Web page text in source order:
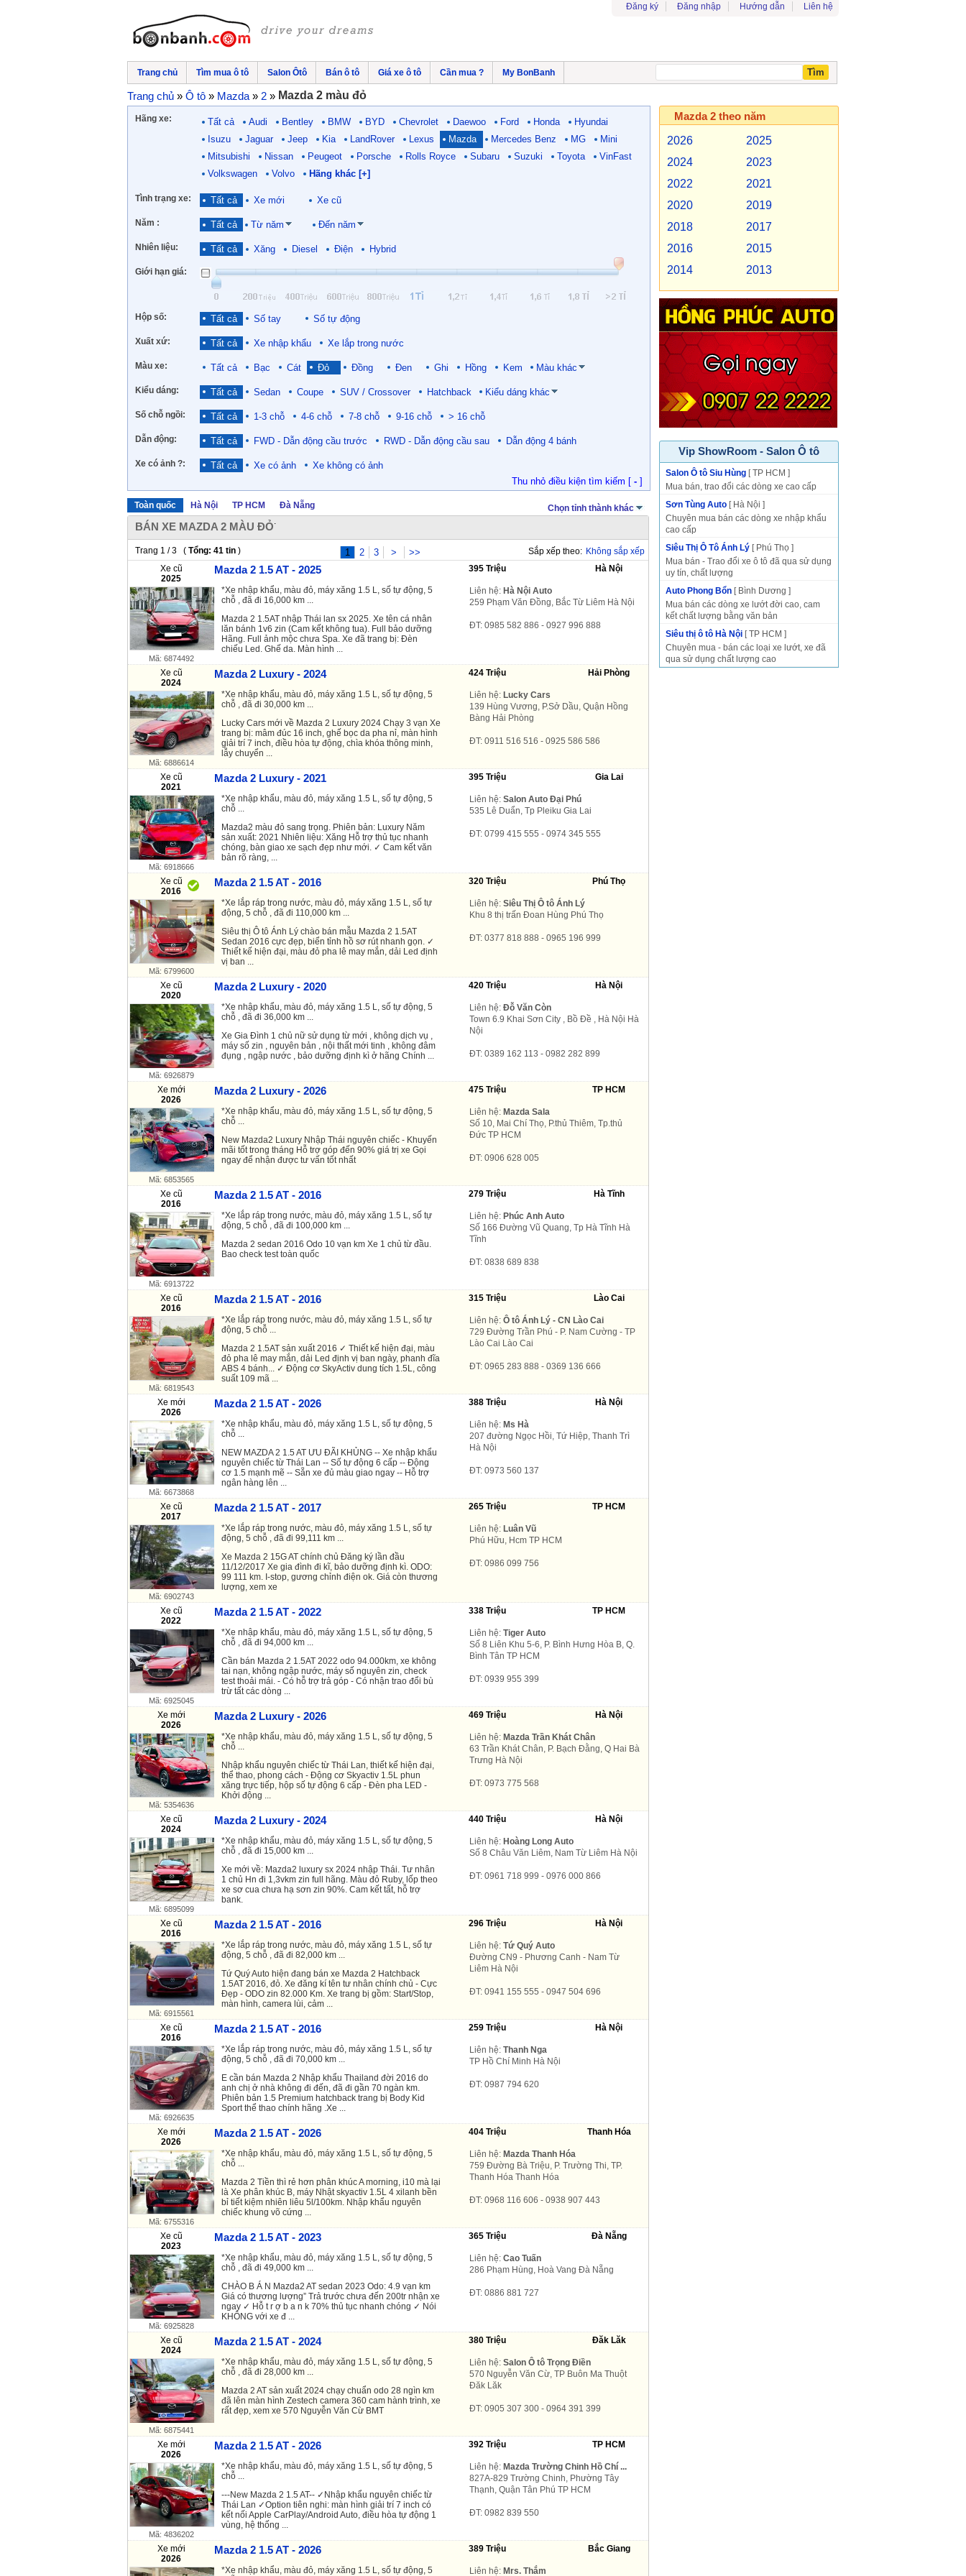
Đăng ký Đăng nhập Hướng dẫn Liên hệ
Trang chủ Tìm mua ô tô Salon Ôtô Bán ô tô Giá xe ô tô Cần mua ? My BonBanh
Trang chủ » Ô tô » Mazda » 2 » Mazda 2 màu đỏ
Hãng xe: Tất cả Audi Bentley BMW BYD Chevrolet Daewoo Ford Honda
Hyundai
Isuzu
Jaguar Jeep Kia LandRover Lexus Mazda Mercedes Benz MG
Mini
Mitsubishi
Nissan Peugeot Porsche Rolls Royce Subaru Suzuki Toyota
VinFast
Volkswagen
Volvo Hãng khác [+]
Tình trạng xe: Tất cả Xe mới Xe cũ
Năm : Tất cả Từ năm Đến năm
Nhiên liệu: Tất cả Xăng Diesel Điện Hybrid
Giới hạn giá:
Hộp số: Tất cả Số tay Số tự động
Xuất xứ: Tất cả Xe nhập khẩu Xe lắp trong nước
Màu xe: Tất cả Bạc Cát Đỏ Đồng Đen Ghi Hồng Kem Màu khác
Kiểu dáng: Tất cả Sedan Coupe SUV / Crossover Hatchback Kiểu dáng khác
Số chỗ ngồi: Tất cả 1-3 chỗ 4-6 chỗ 7-8 chỗ 9-16 chỗ > 16 chỗ
Dẫn động: Tất cả FWD - Dẫn động cầu trước RWD - Dẫn động cầu sau Dẫn động 4 bánh
Xe có ảnh ?: Tất cả Xe có ảnh
Xe không có ảnh
Thu nhỏ điều kiện tìm kiếm [ - ]
Toàn quốc Hà Nội TP HCM Đà Nẵng Chọn tỉnh thành khác
BÁN XE MAZDA 2 MÀU ĐỎ
Trang 1 / 3 ( Tổng: 41 tin ) 1 2 3 > >> Sắp xếp theo: Không sắp xếp
Xe cũ
2025
Mazda 2 1.5 AT - 2025 395 Triệu Hà Nội
Mã: 6874492
*Xe nhập khẩu, màu đỏ, máy xăng 1.5 L, số tự động, 5
chỗ , đã đi 16,000 km ...
Mazda 2 1.5AT nhập Thái lan sx 2025. Xe tên cá nhân
lăn bánh 1v6 zin (Cam kết không tua). Full bảo dưỡng
Hãng. Full ảnh mộc chưa Spa. Xe đã trang bị: Đèn
chiếu Led. Ghế da. Màn hình ...
Liên hệ: Hà Nội Auto
259 Phạm Văn Đồng, Bắc Từ Liêm Hà Nội
ĐT: 0985 582 886 - 0927 996 888
Xe cũ
2024
Mazda 2 Luxury - 2024 424 Triệu Hải Phòng
Mã: 6886614
*Xe nhập khẩu, màu đỏ, máy xăng 1.5 L, số tự động, 5
chỗ , đã đi 30,000 km ...
Lucky Cars mới về Mazda 2 Luxury 2024 Chạy 3 vạn Xe
trang bị: mâm đúc 16 inch, ghế bọc da pha nỉ, màn hình
giải trí 7 inch, điều hòa tự động, chìa khóa thông minh,
lẫy chuyển ...
Liên hệ: Lucky Cars
139 Hùng Vương, P.Sở Dầu, Quận Hồng
Bàng Hải Phòng
ĐT: 0911 516 516 - 0925 586 586
Xe cũ
2021
Mazda 2 Luxury - 2021 395 Triệu Gia Lai
Mã: 6918666
*Xe nhập khẩu, màu đỏ, máy xăng 1.5 L, số tự động, 5
chỗ ...
Mazda2 màu đỏ sang trọng. Phiên bản: Luxury Năm
sản xuất: 2021 Nhiên liệu: Xăng Hỗ trợ thủ tục nhanh
chóng, bàn giao xe sạch đẹp như mới. ✓ Cam kết văn
bản rõ ràng, ...
Liên hệ: Salon Auto Đại Phú
535 Lê Duẩn, Tp Pleiku Gia Lai
ĐT: 0799 415 555 - 0974 345 555
Xe cũ
2016
Mazda 2 1.5 AT - 2016 320 Triệu Phú Thọ
Mã: 6799600
*Xe lắp ráp trong nước, màu đỏ, máy xăng 1.5 L, số tự
động, 5 chỗ , đã đi 110,000 km ...
Siêu thị Ô tô Ánh Lý chào bán mẫu Mazda 2 1.5AT
Sedan 2016 cực đẹp, biển tỉnh hồ sơ rút nhanh gọn. ✓
Thiết kế hiện đại, màu đỏ pha lê may mắn, dải Led định
vị ban ...
Liên hệ: Siêu Thị Ô tô Ánh Lý
Khu 8 thị trấn Đoan Hùng Phú Thọ
ĐT: 0377 818 888 - 0965 196 999
Xe cũ
2020
Mazda 2 Luxury - 2020 420 Triệu Hà Nội
Mã: 6926879
*Xe nhập khẩu, màu đỏ, máy xăng 1.5 L, số tự động, 5
chỗ , đã đi 36,000 km ...
Xe Gia Đình 1 chủ nữ sử dụng từ mới , không dịch vụ ,
máy số zin , nguyên bản , nội thất mới tinh , không đâm
đụng , ngập nước , bảo dưỡng định kì ở hãng Chính ...
Liên hệ: Đỗ Văn Còn
Town 6.9 Khai Sơn City , Bồ Đề , Hà Nội Hà
Nội
ĐT: 0389 162 113 - 0982 282 899
Xe mới
2026
Mazda 2 Luxury - 2026 475 Triệu TP HCM
Mã: 6853565
*Xe nhập khẩu, màu đỏ, máy xăng 1.5 L, số tự động, 5
chỗ ...
New Mazda2 Luxury Nhập Thái nguyên chiếc - Khuyến
mãi tốt trong tháng Hỗ trợ góp đến 90% giá trị xe Gọi
ngay để nhận được tư vấn tốt nhất
Liên hệ: Mazda Sala
Số 10, Mai Chí Thọ, P.thủ Thiêm, Tp.thủ
Đức TP HCM
ĐT: 0906 628 005
Xe cũ
2016
Mazda 2 1.5 AT - 2016 279 Triệu Hà Tĩnh
Mã: 6913722
*Xe lắp ráp trong nước, màu đỏ, máy xăng 1.5 L, số tự
động, 5 chỗ , đã đi 100,000 km ...
Mazda 2 sedan 2016 Odo 10 vạn km Xe 1 chủ từ đầu.
Bao check test toàn quốc
Liên hệ: Phúc Anh Auto
Số 166 Đường Vũ Quang, Tp Hà Tĩnh Hà
Tĩnh
ĐT: 0838 689 838
Xe cũ
2016
Mazda 2 1.5 AT - 2016 315 Triệu Lào Cai
Mã: 6819543
*Xe lắp ráp trong nước, màu đỏ, máy xăng 1.5 L, số tự
động, 5 chỗ ...
Mazda 2 1.5AT sản xuất 2016 ✓ Thiết kế hiện đại, màu
đỏ pha lê may mắn, dải Led định vị ban ngày, phanh đĩa
ABS 4 bánh... ✓ Động cơ SkyActiv dung tích 1.5L, công
suất 109 mã ...
Liên hệ: Ô tô Ánh Lý - CN Lào Cai
729 Đường Trần Phú - P. Nam Cường - TP
Lào Cai Lào Cai
ĐT: 0965 283 888 - 0369 136 666
Xe mới
2026
Mazda 2 1.5 AT - 2026 388 Triệu Hà Nội
Mã: 6673868
*Xe nhập khẩu, màu đỏ, máy xăng 1.5 L, số tự động, 5
chỗ ...
NEW MAZDA 2 1.5 AT ƯU ĐÃI KHỦNG -- Xe nhập khẩu
nguyên chiếc từ Thái Lan -- Số tự động 6 cấp -- Động
cơ 1.5 mạnh mẽ -- Sẵn xe đủ màu giao ngay -- Hỗ trợ
ngân hàng lên ...
Liên hệ: Ms Hà
207 đường Ngọc Hồi, Tứ Hiệp, Thanh Trì
Hà Nội
ĐT: 0973 560 137
Xe cũ
2017
Mazda 2 1.5 AT - 2017 265 Triệu TP HCM
Mã: 6902743
*Xe lắp ráp trong nước, màu đỏ, máy xăng 1.5 L, số tự
động, 5 chỗ , đã đi 99,111 km ...
Xe Mazda 2 15G AT chính chủ Đăng ký lần đầu
11/12/2017 Xe gia đình đi kĩ, bảo dưỡng định kì. ODO:
99 111 km. I-stop, gương chỉnh điện ok. Giá còn thương
lượng, xem xe
Liên hệ: Luân Vũ
Phú Hữu, Hcm TP HCM
ĐT: 0986 099 756
Xe cũ
2022
Mazda 2 1.5 AT - 2022 338 Triệu TP HCM
Mã: 6925045
*Xe nhập khẩu, màu đỏ, máy xăng 1.5 L, số tự động, 5
chỗ , đã đi 94,000 km ...
Cần bán Mazda 2 1.5AT 2022 odo 94.000km, xe không
tai nạn, không ngập nước, máy số nguyên zin, check
test thoải mái. - Có hỗ trợ trả góp - Có nhận trao đổi bù
trừ tất các dòng ...
Liên hệ: Tiger Auto
Số 8 Liên Khu 5-6, P. Bình Hưng Hòa B, Q.
Bình Tân TP HCM
ĐT: 0939 955 399
Xe mới
2026
Mazda 2 Luxury - 2026 469 Triệu Hà Nội
Mã: 5354636
*Xe nhập khẩu, màu đỏ, máy xăng 1.5 L, số tự động, 5
chỗ ...
Nhập khẩu nguyên chiếc từ Thái Lan, thiết kế hiện đại,
thể thao, phong cách - Động cơ Skyactiv 1.5L phun
xăng trực tiếp, hộp số tự động 6 cấp - Đèn pha LED -
Khởi động ...
Liên hệ: Mazda Trần Khát Chân
63 Trần Khát Chân, P. Bạch Đằng, Q Hai Bà
Trưng Hà Nội
ĐT: 0973 775 568
Xe cũ
2024
Mazda 2 Luxury - 2024 440 Triệu Hà Nội
Mã: 6895099
*Xe nhập khẩu, màu đỏ, máy xăng 1.5 L, số tự động, 5
chỗ , đã đi 15,000 km ...
Xe mới về: Mazda2 luxury sx 2024 nhập Thái. Tư nhân
1 chủ Hn đi 1,3vkm zin full hãng. Màu đỏ Ruby, lốp theo
xe sơ cua chưa hạ sơn zin 90%. Cam kết tất, hỗ trợ
bank.
Liên hệ: Hoàng Long Auto
Số 8 Châu Văn Liêm, Nam Từ Liêm Hà Nội
ĐT: 0961 718 999 - 0976 000 866
Xe cũ
2016
Mazda 2 1.5 AT - 2016 296 Triệu Hà Nội
Mã: 6915561
*Xe lắp ráp trong nước, màu đỏ, máy xăng 1.5 L, số tự
động, 5 chỗ , đã đi 82,000 km ...
Tứ Quý Auto hiện đang bán xe Mazda 2 Hatchback
1.5AT 2016, đỏ. Xe đăng kí tên tư nhân chính chủ - Cực
Đẹp - ODO zin 82.000 Km. Xe trang bị gồm: Start/Stop,
màn hình, camera lùi, cảm ...
Liên hệ: Tứ Quý Auto
Đường CN9 - Phương Canh - Nam Từ
Liêm Hà Nội
ĐT: 0941 155 555 - 0947 504 696
Xe cũ
2016
Mazda 2 1.5 AT - 2016 259 Triệu Hà Nội
Mã: 6926635
*Xe lắp ráp trong nước, màu đỏ, máy xăng 1.5 L, số tự
động, 5 chỗ , đã đi 70,000 km ...
E cần bán Mazda 2 Nhập khẩu Thailand đời 2016 do
anh chị ở nhà không đi đến, đã đi gần 70 ngàn km.
Phiên bản 1.5 Premium hatchback trang bị Body Kid
Sport thể thao chính hãng .Xe ...
Liên hệ: Thanh Nga
TP Hồ Chí Minh Hà Nội
ĐT: 0987 794 620
Xe mới
2026
Mazda 2 1.5 AT - 2026 404 Triệu Thanh Hóa
Mã: 6755316
*Xe nhập khẩu, màu đỏ, máy xăng 1.5 L, số tự động, 5
chỗ ...
Mazda 2 Tiền thì rẻ hơn phân khúc A morning, i10 mà lại
là Xe phân khúc B, máy Nhật skyactiv 1.5L 4 xilanh bền
bỉ tiết kiệm nhiên liêu 5l/100km. Nhập khẩu nguyên
chiếc khung võ cứng ...
Liên hệ: Mazda Thanh Hóa
759 Đường Bà Triệu, P. Trường Thi, TP.
Thanh Hóa Thanh Hóa
ĐT: 0968 116 606 - 0938 907 443
Xe cũ
2023
Mazda 2 1.5 AT - 2023 365 Triệu Đà Nẵng
Mã: 6925828
*Xe nhập khẩu, màu đỏ, máy xăng 1.5 L, số tự động, 5
chỗ , đã đi 49,000 km ...
CHÀO B Á N Mazda2 AT sedan 2023 Odo: 4.9 vạn km
Giá có thương lượng” Trả trước chưa đến 200tr nhận xe
ngay ✓ Hỗ t r ợ b a n k 70% thủ tục nhanh chóng ✓ Nói
KHÔNG với xe đ ...
Liên hệ: Cao Tuấn
286 Phạm Hùng, Hoà Vang Đà Nẵng
ĐT: 0886 881 727
Xe cũ
2024
Mazda 2 1.5 AT - 2024 380 Triệu Đăk Lăk
Mã: 6875441
*Xe nhập khẩu, màu đỏ, máy xăng 1.5 L, số tự động, 5
chỗ , đã đi 28,000 km ...
Mazda 2 AT sản xuất 2024 chạy chuẩn odo 28 ngìn km
đã lên màn hình Zestech camera 360 cam hành trình, xe
rất đẹp, xem xe 570 Nguyễn Văn Cừ BMT
Liên hệ: Salon Ô tô Trọng Điền
570 Nguyễn Văn Cừ, TP Buôn Ma Thuột
Đăk Lăk
ĐT: 0905 307 300 - 0964 391 399
Xe mới
2026
Mazda 2 1.5 AT - 2026 392 Triệu TP HCM
Mã: 4836202
*Xe nhập khẩu, màu đỏ, máy xăng 1.5 L, số tự động, 5
chỗ ...
---New Mazda 2 1.5 AT-- ✓Nhập khẩu nguyên chiếc từ
Thái Lan ✓Option tiên nghi: màn hình giải trí 7 inch có
kết nối Apple CarPlay/Android Auto, điều hòa tự động 1
vùng, hệ thống ...
Liên hệ: Mazda Trường Chinh Hồ Chí ...
827A-829 Trường Chinh, Phường Tây
Thạnh, Quận Tân Phú TP HCM
ĐT: 0982 839 550
Xe mới
2026
Mazda 2 1.5 AT - 2026 389 Triệu Bắc Giang
*Xe nhập khẩu, màu đỏ, máy xăng 1.5 L, số tự động, 5
Liên hệ: Mrs. Thắm
Mazda 2 theo năm
2026
2025
2024
2023
2022
2021
2020
2019
2018
2017
2016
2015
2014
2013
Vip ShowRoom - Salon Ô tô
Salon Ô tô Siu Hùng [ TP HCM ]
Mua bán, trao đổi các dòng xe cao cấp
Sơn Tùng Auto [ Hà Nội ]
Chuyên mua bán các dòng xe nhập khẩu
cao cấp
Siêu Thị Ô Tô Ánh Lý [ Phú Thọ ]
Mua bán - Trao đổi xe ô tô đã qua sử dụng
uy tín, chất lượng
Auto Phong Bổn [ Bình Dương ]
Mua bán các dòng xe lướt đời cao, cam
kết chất lượng bằng văn bản
Siêu thị ô tô Hà Nội [ TP HCM ]
Chuyên mua - bán các loại xe lướt, xe đã
qua sử dụng chất lượng cao